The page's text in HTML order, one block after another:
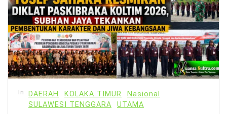
In DAERAH KOLAKA TIMUR
Nasional
SULAWESI TENGGARA
UTAMA